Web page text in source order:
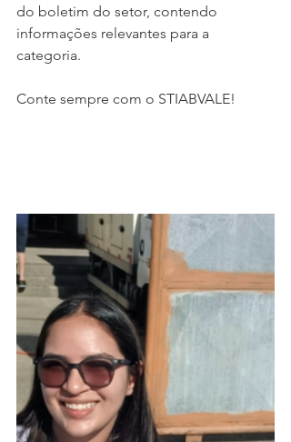
do boletim do setor, contendo
informações relevantes para a
categoria.
Conte sempre com o STIABVALE!